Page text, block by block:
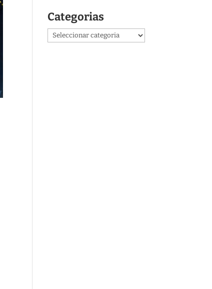
Categorias
Categorias